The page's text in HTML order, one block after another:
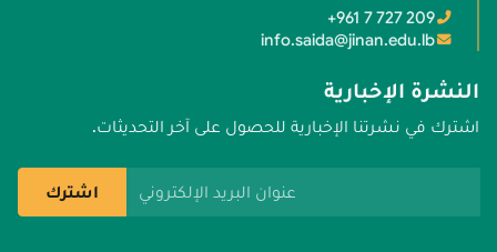
+961 7 727 209
info.saida@jinan.edu.lb
النشرة الإخبارية
اشترك في نشرتنا الإخبارية للحصول على آخر التحديثات.
اشترك